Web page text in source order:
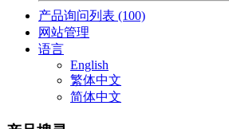
产品询问列表 (100)
网站管理
语言
English
繁体中文
简体中文